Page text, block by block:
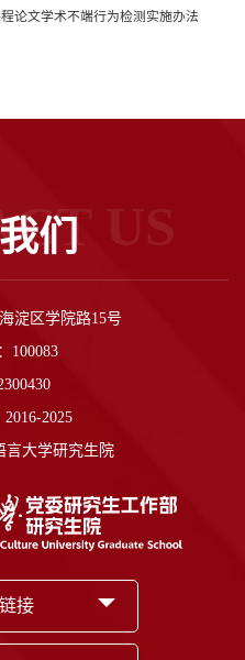
论文学术不端行为检测实施办法
们US
淀区学院路15号
100083
2025
言大学研究生院
接